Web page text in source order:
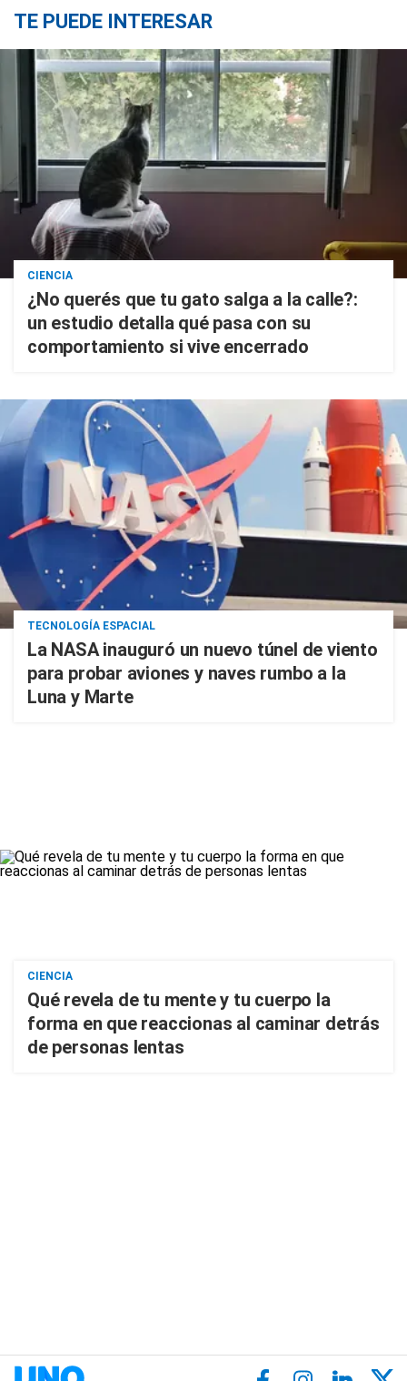
TE PUEDE INTERESAR
CIENCIA
¿No querés que tu gato salga a la calle?:
un estudio detalla qué pasa con su
comportamiento si vive encerrado
TECNOLOGÍA ESPACIAL
La NASA inauguró un nuevo túnel de viento
para probar aviones y naves rumbo a la
Luna y Marte
CIENCIA
Qué revela de tu mente y tu cuerpo la
forma en que reaccionas al caminar detrás
de personas lentas